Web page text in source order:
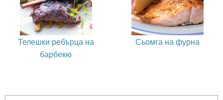
Телешки ребърца на
барбекю
Сьомга на фурна